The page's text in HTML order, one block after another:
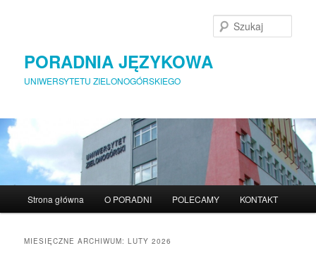
PORADNIA JĘZYKOWA
UNIWERSYTETU ZIELONOGÓRSKIEGO
Przeskocz do tekstu
Przeskocz do widgetów
Strona główna O PORADNI POLECAMY KONTAKT
MIESIĘCZNE ARCHIWUM:LUTY 2026